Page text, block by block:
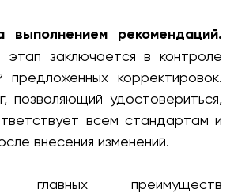
выполнением рекомендаций.
этап заключается в контроле
предложенных корректировок.
позволяющий удостовериться,
всем стандартам и
внесения изменений.
преимуществ